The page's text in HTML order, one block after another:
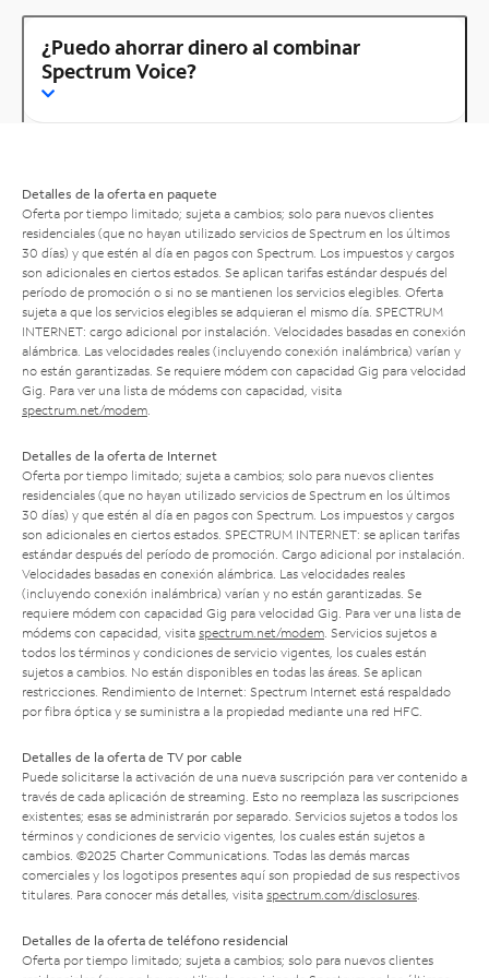
¿Puedo ahorrar dinero al combinar
Spectrum Voice?
Detalles de la oferta en paquete
Oferta por tiempo limitado; sujeta a cambios; solo para nuevos clientes
residenciales (que no hayan utilizado servicios de Spectrum en los últimos
30 días) y que estén al día en pagos con Spectrum. Los impuestos y cargos
son adicionales en ciertos estados. Se aplican tarifas estándar después del
período de promoción o si no se mantienen los servicios elegibles. Oferta
sujeta a que los servicios elegibles se adquieran el mismo día. SPECTRUM
INTERNET: cargo adicional por instalación. Velocidades basadas en conexión
alámbrica. Las velocidades reales (incluyendo conexión inalámbrica) varían y
no están garantizadas. Se requiere módem con capacidad Gig para velocidad
Gig. Para ver una lista de módems con capacidad, visita
spectrum.net/modem
Detalles de la oferta de Internet
Oferta por tiempo limitado; sujeta a cambios; solo para nuevos clientes
residenciales (que no hayan utilizado servicios de Spectrum en los últimos
30 días) y que estén al día en pagos con Spectrum. Los impuestos y cargos
son adicionales en ciertos estados. SPECTRUM INTERNET: se aplican tarifas
estándar después del período de promoción. Cargo adicional por instalación.
Velocidades basadas en conexión alámbrica. Las velocidades reales
(incluyendo conexión inalámbrica) varían y no están garantizadas. Se
requiere módem con capacidad Gig para velocidad Gig. Para ver una lista de
módems con capacidad, visita spectrum.net/modem . Servicios sujetos a
todos los términos y condiciones de servicio vigentes, los cuales están
sujetos a cambios. No están disponibles en todas las áreas. Se aplican
restricciones. Rendimiento de Internet: Spectrum Internet está respaldado
por fibra óptica y se suministra a la propiedad mediante una red HFC.
Detalles de la oferta de TV por cable
Puede solicitarse la activación de una nueva suscripción para ver contenido a
través de cada aplicación de streaming. Esto no reemplaza las suscripciones
existentes; esas se administrarán por separado. Servicios sujetos a todos los
términos y condiciones de servicio vigentes, los cuales están sujetos a
cambios. ©2025 Charter Communications. Todas las demás marcas
comerciales y los logotipos presentes aquí son propiedad de sus respectivos
titulares. Para conocer más detalles, visita spectrum.com/disclosures
Detalles de la oferta de teléfono residencial
Oferta por tiempo limitado; sujeta a cambios; solo para nuevos clientes